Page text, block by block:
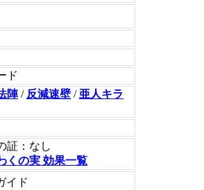
ド
陣/ 反減速壁 / 亜人キラ
証：なし
くの実 効果一覧
イド